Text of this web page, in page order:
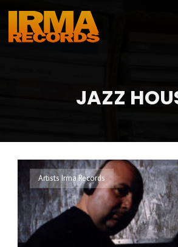
JAZZ
Artists Irma Records